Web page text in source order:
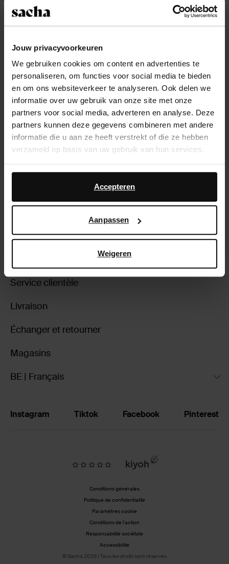
Jouw privacyvoorkeuren
We gebruiken cookies om content en advertenties te
personaliseren, om functies voor social media te bieden
en om ons websiteverkeer te analyseren. Ook delen we
informatie over uw gebruik van onze site met onze
partners voor social media, adverteren en analyse. Deze
partners kunnen deze gegevens combineren met andere
informatie die u aan ze heeft verstrekt of die ze hebben
verzameld op basis van uw gebruik van hun services.
Daarnaast werken wij samen met Google voor
advertentie- en meetdoeleinden. Meer informatie over
hoe Google uw persoonsgegevens gebruikt, vindt u op
Accepteren
Aanpassen
Weigeren
60.00
- 52%
60.00
Service clientèle
Livraison
Échanger et retourner
Magasins
BE | Français
Instagram Tiktok Facebook Pinterest
Conditions générales
Politique de confidentialité
Paramètres cookie
Conditions de l'action
Responsabilité sociétale
Accessibilité
© Sacha 2026 | Tous les droits sont réservés